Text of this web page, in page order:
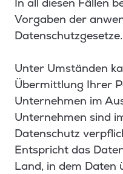
In all diesen Fällen
Vorgaben der
Datenschutzgesetze.
Unter Umständen
Übermittlung Ihrer
Unternehmen im
Unternehmen sind
Datenschutz
Entspricht das
Land, in dem Daten